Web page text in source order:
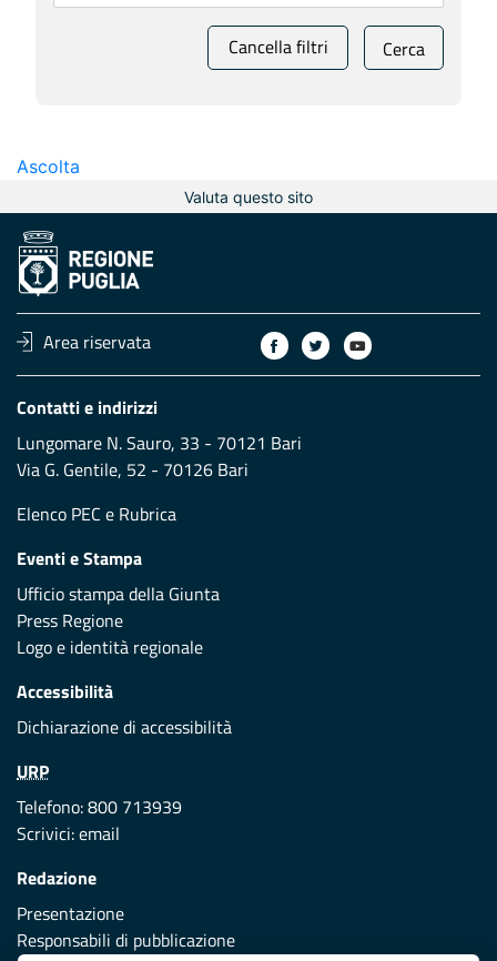
Cancella filtri Cerca
Ascolta
Valuta questo sito
Area riservata
Contatti e indirizzi
Lungomare N. Sauro, 33 - 70121 Bari
Via G. Gentile, 52 - 70126 Bari
Elenco PEC e Rubrica
Eventi e Stampa
Ufficio stampa della Giunta
Press Regione
Logo e identità regionale
Accessibilità
Dichiarazione di accessibilità
URP
Telefono: 800 713939
Scrivici:email
Redazione
Presentazione
Responsabili di pubblicazione